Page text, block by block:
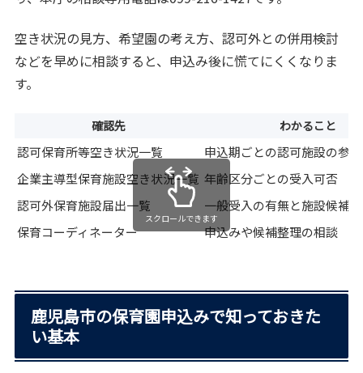
空き状況の見方、希望園の考え方、認可外との併用検討
などを早めに相談すると、申込み後に慌てにくくなりま
す。
確認先 わかること
認可保育所等空き状況一覧
申込期ごとの認可施設の参
企業主導型保育施設空き状況一覧 年齢区分ごとの受入可否
認可外保育施設届出一覧
一般受入の有無と施設候補
保育コーディネーター
申込みや候補整理の相談
スクロールできます
鹿児島市の保育園申込みで知っておきた
い基本